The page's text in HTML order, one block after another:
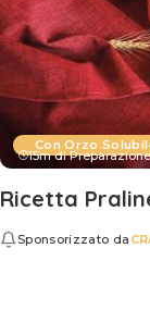
Con Orzo
15m di Preparazione
Ricetta
Sponsorizzato da